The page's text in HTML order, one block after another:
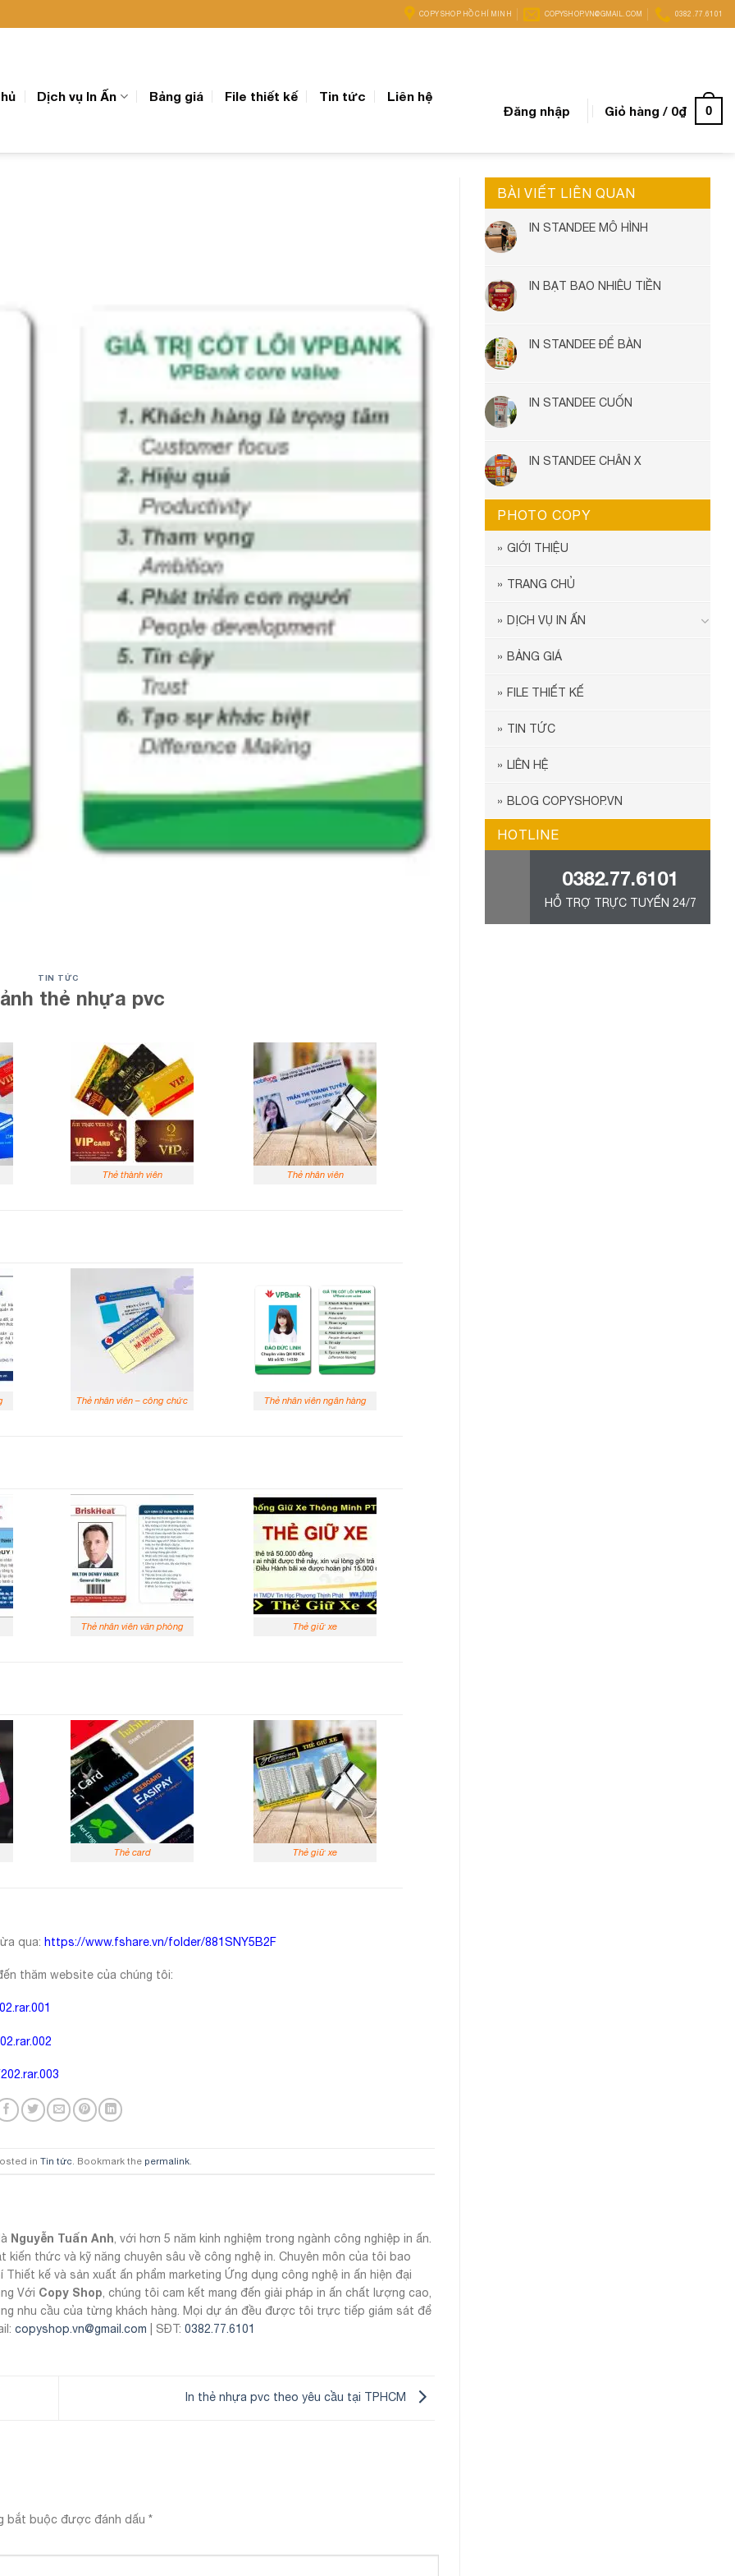
COPY SHOP HỒ CHÍ MINH COPYSHOP.VN@GMAIL.COM 0382.77.6101
Dịch vụ In Ấn Bảng giá File thiết kế Tin tức
Liên hệ
Đăng nhập
Giỏ hàng / 0₫ 0
TIN TỨC
thẻ nhựa pvc
Thẻ thành viên Thẻ nhân viên
Thẻ nhân viên – công chức Thẻ nhân viên ngân hàng
Thẻ nhân viên văn phòng Thẻ giữ xe
Thẻ card Thẻ giữ xe
qua: https://www.fshare.vn/folder/881SNY5B2F
thăm website của chúng tôi:
in Tin tức . Bookmark the permalink.
Nguyễn Tuấn Anh , với hơn 5 năm kinh nghiệm trong ngành công nghiệp in ấn.
thức và kỹ năng chuyên sâu về công nghệ in. Chuyên môn của tôi bao
kế và sản xuất ấn phẩm marketing Ứng dụng công nghệ in ấn hiện đại
Với Copy Shop , chúng tôi cam kết mang đến giải pháp in ấn chất lượng cao,
nhu cầu của từng khách hàng. Mọi dự án đều được tôi trực tiếp giám sát để
copyshop.vn@gmail.com | SĐT: 0382.77.6101
In thẻ nhựa pvc theo yêu cầu tại TPHCM
bắt buộc được đánh dấu *
BÀI VIẾT LIÊN QUAN
IN STANDEE MÔ HÌNH
IN BẠT BAO NHIÊU TIỀN
IN STANDEE ĐỂ BÀN
IN STANDEE CUỐN
IN STANDEE CHÂN X
PHOTO COPY
GIỚI THIỆU
TRANG CHỦ
DỊCH VỤ IN ẤN
BẢNG GIÁ
FILE THIẾT KẾ
TIN TỨC
LIÊN HỆ
BLOG COPYSHOP.VN
HOTLINE
0382.77.6101
HỖ TRỢ TRỰC TUYẾN 24/7